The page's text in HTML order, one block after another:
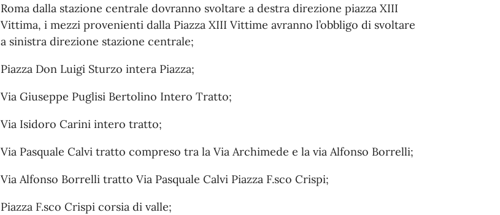
Roma dalla stazione centrale dovranno svoltare a destra direzione piazza XIII
Vittima, i mezzi provenienti dalla Piazza XIII Vittime avranno l’obbligo di svoltare
a sinistra direzione stazione centrale;
Piazza Don Luigi Sturzo intera Piazza;
Via Giuseppe Puglisi Bertolino Intero Tratto;
Via Isidoro Carini intero tratto;
Via Pasquale Calvi tratto compreso tra la Via Archimede e la via Alfonso Borrelli;
Via Alfonso Borrelli tratto Via Pasquale Calvi Piazza F.sco Crispi;
Piazza F.sco Crispi corsia di valle;